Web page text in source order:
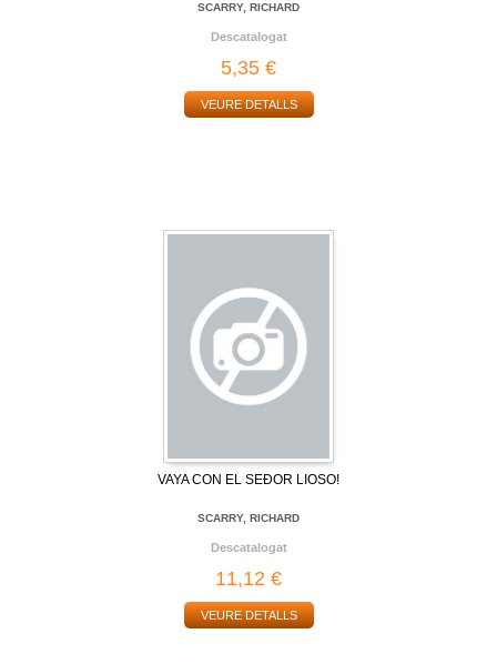
SCARRY, RICHARD
Descatalogat
5,35 €
VEURE DETALLS
VAYA CON EL SEÐOR LIOSO!
SCARRY, RICHARD
Descatalogat
11,12 €
VEURE DETALLS